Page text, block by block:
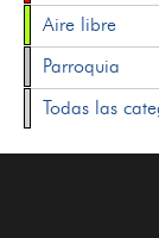
Aire libre
Parroquia
Todas las